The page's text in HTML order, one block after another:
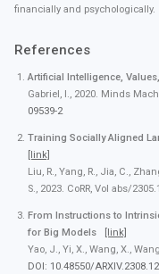
financially and psychologically.
References
Artificial Intelligence,
Gabriel, I., 2020. Minds
09539-2
Training Socially Aligned
[link]
Liu, R., Yang, R., Jia, C.,
S., 2023. CoRR, Vol abs/
From Instructions to
for Big Models
[link]
Yao, J., Yi, X., Wang, X.,
DOI: 10.48550/